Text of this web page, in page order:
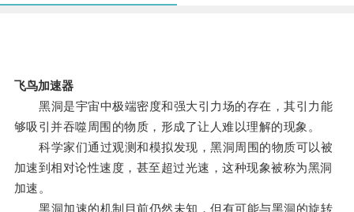
飞鸟加速器
黑洞是宇宙中极端密度和强大引力场的存在，其引力能
够吸引并吞噬周围的物质，形成了让人难以理解的现象。
科学家们通过观测和模拟发现，黑洞周围的物质可以被
加速到相对论性速度，甚至超过光速，这种现象被称为黑洞
加速。
黑洞加速的机制目前仍然未知，但有可能与黑洞的旋转